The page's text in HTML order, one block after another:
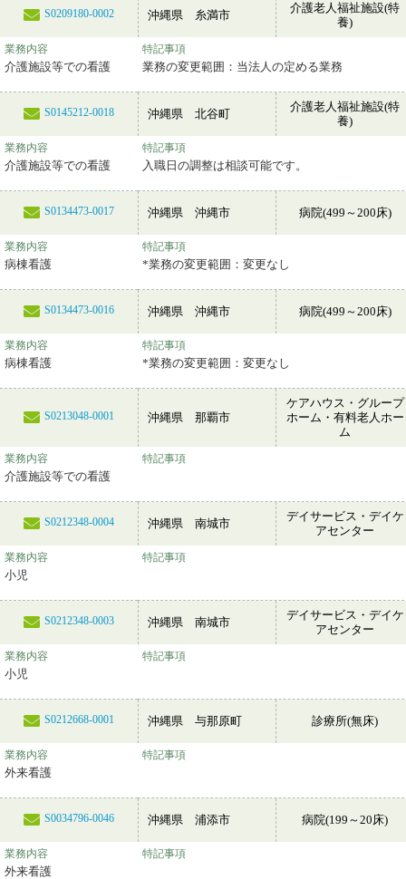
S0209180-0002 沖縄県 糸満市
介護老人福祉施設(特
養)
業務内容
介護施設等での看護
特記事項
業務の変更範囲：当法人の定める業務
S0145212-0018 沖縄県 北谷町
介護老人福祉施設(特
養)
業務内容
介護施設等での看護
特記事項
入職日の調整は相談可能です。
S0134473-0017 沖縄県 沖縄市 病院(499～200床)
業務内容
病棟看護
特記事項
*業務の変更範囲：変更なし
S0134473-0016 沖縄県 沖縄市 病院(499～200床)
業務内容
病棟看護
特記事項
*業務の変更範囲：変更なし
S0213048-0001 沖縄県 那覇市
ケアハウス・グループ
ホーム・有料老人ホー
ム
業務内容
介護施設等での看護
特記事項
S0212348-0004 沖縄県 南城市
デイサービス・デイケ
アセンター
業務内容
小児
特記事項
S0212348-0003 沖縄県 南城市
デイサービス・デイケ
アセンター
業務内容
小児
特記事項
S0212668-0001 沖縄県 与那原町 診療所(無床)
業務内容
外来看護
特記事項
S0034796-0046 沖縄県 浦添市 病院(199～20床)
業務内容
外来看護
特記事項